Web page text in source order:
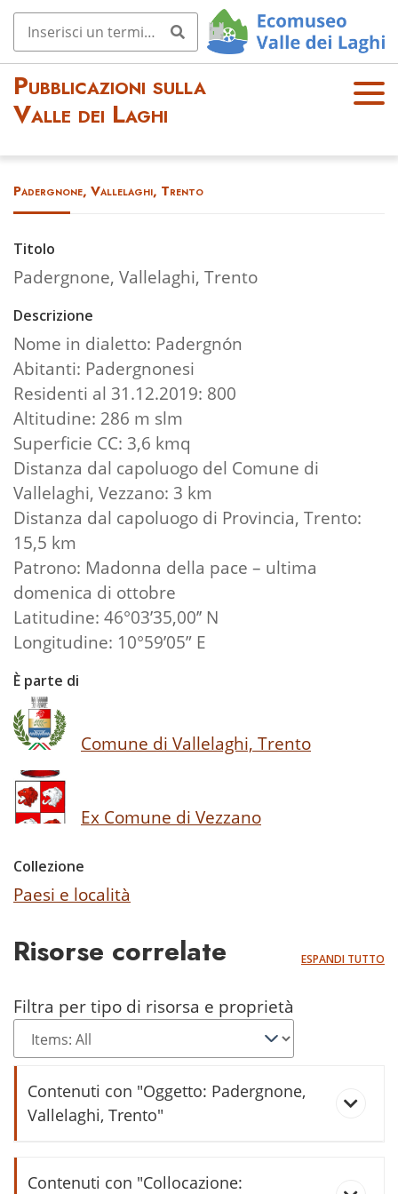
Pubblicazioni sulla
Valle dei Laghi
OPE
Padergnone, Vallelaghi, Trento
Titolo
Padergnone, Vallelaghi, Trento
Descrizione
Nome in dialetto: Padergnón
Abitanti: Padergnonesi
Residenti al 31.12.2019: 800
Altitudine: 286 m slm
Superficie CC: 3,6 kmq
Distanza dal capoluogo del Comune di
Vallelaghi, Vezzano: 3 km
Distanza dal capoluogo di Provincia, Trento:
15,5 km
Patrono: Madonna della pace – ultima
domenica di ottobre
Latitudine: 46°03’35,00’’ N
Longitudine: 10°59’05” E
È parte di
Comune di Vallelaghi, Trento
Ex Comune di Vezzano
Collezione
Paesi e località
Risorse correlate ESPANDI TUTTO
Filtra per tipo di risorsa e proprietà
Contenuti con "Oggetto: Padergnone,
Vallelaghi, Trento"
Contenuti con "Collocazione: